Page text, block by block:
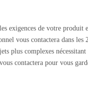
exigences de votre produit
vous contactera dans
plus complexes
contactera pour vous